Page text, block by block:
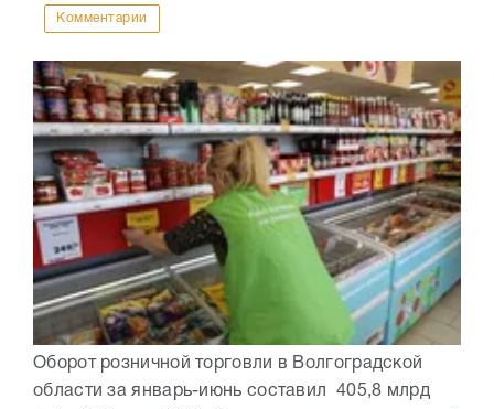
Комментарии
Оборот розничной торговли в Волгоградской
области за январь-июнь составил 405,8 млрд